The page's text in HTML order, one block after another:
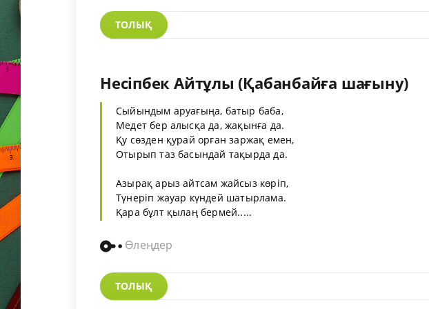
ТОЛЫҚ
Несіпбек Айтұлы (Қабанбайға шағыну)
Сыйындым аруағыңа, батыр баба,
Медет бер алысқа да, жақынға да.
Қу сөзден қурай орған заржақ емен,
Отырып таз басындай тақырда да.
Азырақ арыз айтсам жайсыз көріп,
Түнеріп жауар күндей шатырлама.
Қара бұлт қылаң бермей.....
Өлеңдер
ТОЛЫҚ